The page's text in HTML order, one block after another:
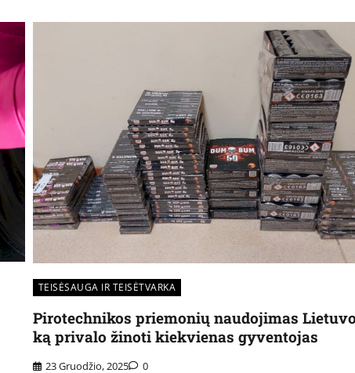
TEISĖSAUGA IR TEISĖTVARKA
Pirotechnikos priemonių naudojimas
ką privalo žinoti kiekvienas gyventojas
23 Gruodžio, 2025 0